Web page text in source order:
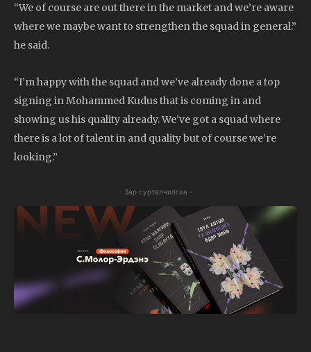
“We of course are out there in the market and we’re aware
where we maybe want to strengthen the squad in general.”
he said.
“I’m happy with the squad and we’ve already done a top
signing in Mohammed Kudus that is coming in and
showing us his quality already. We’ve got a squad where
there is a lot of talent in and quality but of course we’re
looking.”
- Зар сурталчилгаа -